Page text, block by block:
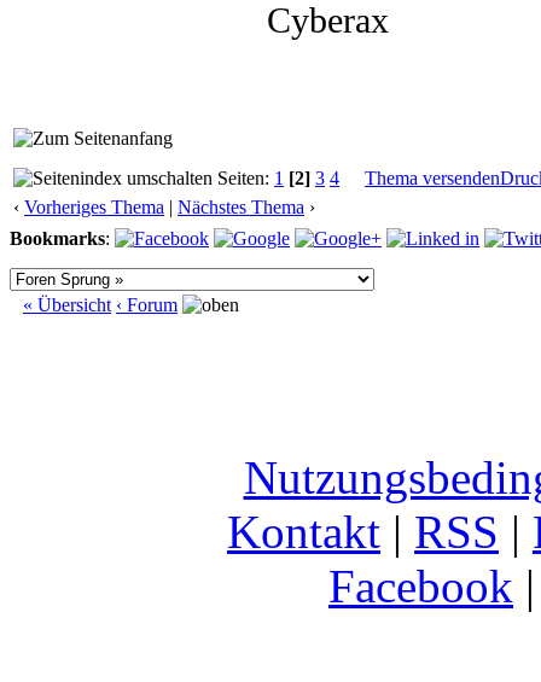
Cyberax
Seiten: 1 [2] 3 4 Thema versenden
‹ Vorheriges Thema | Nächstes Thema ›
Bookmarks:
« Übersicht ‹ Forum
Kontakt | RSS |
Facebook